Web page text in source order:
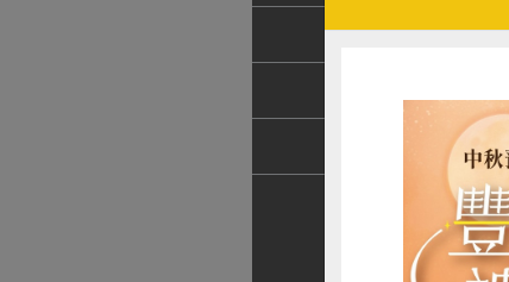
農友/生產者